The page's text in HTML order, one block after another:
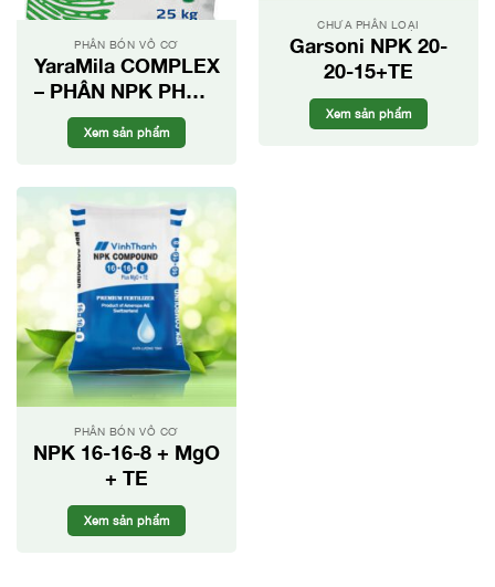
PHÂN BÓN VÔ CƠ
YaraMila COMPLEX
– PHÂN NPK PHỨC
HỢP
Xem sản phẩm
CHƯA PHÂN LOẠI
Garsoni NPK 20-
20-15+TE
Xem sản phẩm
PHÂN BÓN VÔ CƠ
NPK 16-16-8 + MgO
+ TE
Xem sản phẩm